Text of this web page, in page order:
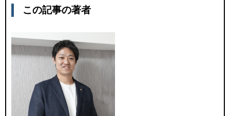
この記事の著者